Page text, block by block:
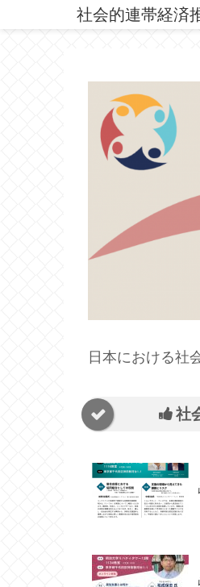
社会的連帯経済
日本における社
社